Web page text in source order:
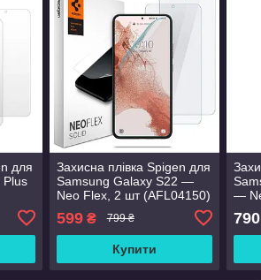
для
Plus
Захисна плівка Spigen для
Samsung Galaxy S22 —
Neo Flex, 2 шт (AFL04150)
599₴ 799 ₴
Купити
—
790